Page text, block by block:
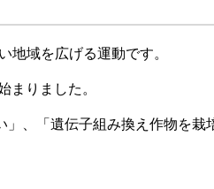
地域を広げる運動です。
まりました。
、「遺伝子組み換え作物を栽